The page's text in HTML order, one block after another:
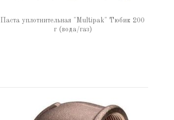
Паста уплотнительная "Multipak" Тюбик 200
г (вода/газ)